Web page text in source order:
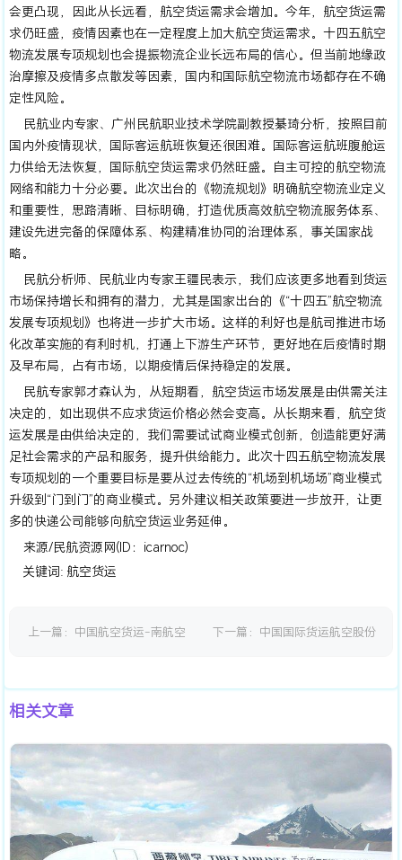
会更凸现，因此从长远看，航空货运需求会增加。今年，航空货运需
求仍旺盛，疫情因素也在一定程度上加大航空货运需求。十四五航空
物流发展专项规划也会提振物流企业长远布局的信心。但当前地缘政
治摩擦及疫情多点散发等因素，国内和国际航空物流市场都存在不确
定性风险。
民航业内专家、广州民航职业技术学院副教授綦琦分析，按照目前
国内外疫情现状，国际客运航班恢复还很困难。国际客运航班腹舱运
力供给无法恢复，国际航空货运需求仍然旺盛。自主可控的航空物流
网络和能力十分必要。此次出台的《物流规划》明确航空物流业定义
和重要性，思路清晰、目标明确，打造优质高效航空物流服务体系、
建设先进完备的保障体系、构建精准协同的治理体系，事关国家战
略。
民航分析师、民航业内专家王疆民表示，我们应该更多地看到货运
市场保持增长和拥有的潜力，尤其是国家出台的《“十四五”航空物流
发展专项规划》也将进一步扩大市场。这样的利好也是航司推进市场
化改革实施的有利时机，打通上下游生产环节，更好地在后疫情时期
及早布局，占有市场，以期疫情后保持稳定的发展。
民航专家郭才森认为，从短期看，航空货运市场发展是由供需关注
决定的，如出现供不应求货运价格必然会变高。从长期来看，航空货
运发展是由供给决定的，我们需要试试商业模式创新，创造能更好满
足社会需求的产品和服务，提升供给能力。此次十四五航空物流发展
专项规划的一个重要目标是要从过去传统的“机场到机场场”商业模式
升级到“门到门”的商业模式。另外建议相关政策要进一步放开，让更
多的快递公司能够向航空货运业务延伸。
来源/民航资源网(ID：icarnoc)
关键词: 航空货运
上一篇： 中国航空货运-南航空
下一篇： 中国国际货运航空股份
相关文章